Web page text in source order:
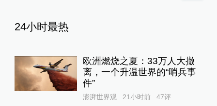
24小时最热
欧洲燃烧之夏：33万人大撤
离，一个升温世界的“哨兵事
件”
澎湃世界观 21小时前 47评